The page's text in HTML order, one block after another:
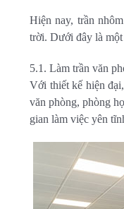
Hiện nay, trần
trời. Dưới đây là
5.1. Làm trần văn
Với thiết kế hiện
văn phòng, phòng
gian làm việc yên